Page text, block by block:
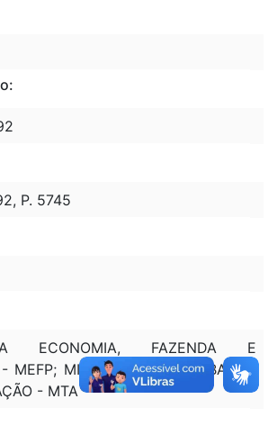
P. 5745
ECONOMIA, FAZENDA E
MEFP; MINISTÉRIO DO TRABALHO
- MTA